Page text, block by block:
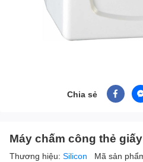
Chia sẻ
Máy chấm công thẻ
Thương hiệu: Silicon Mã sản